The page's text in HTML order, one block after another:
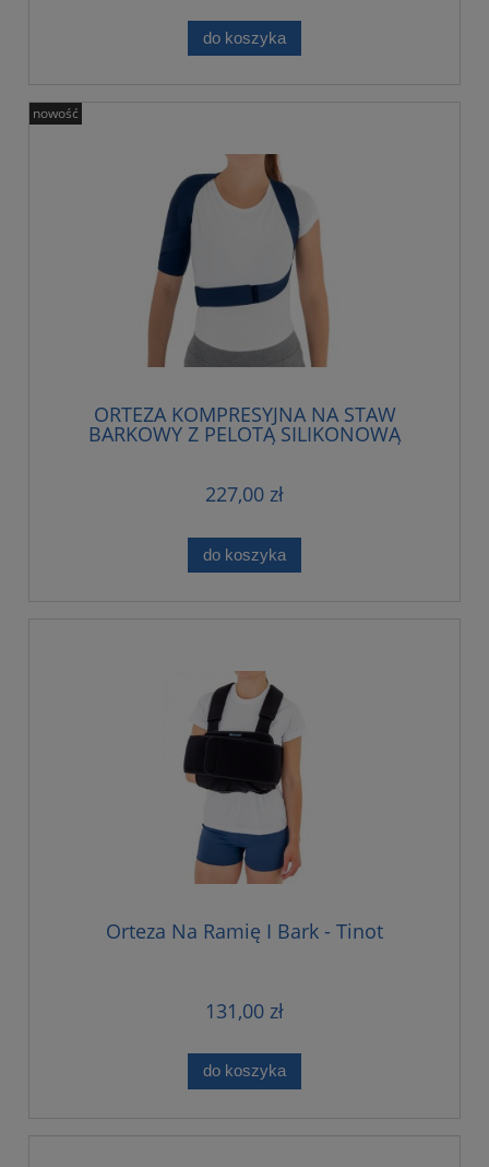
do koszyka
ORTEZA KOMPRESYJNA NA STAW
BARKOWY Z PELOTĄ SILIKONOWĄ
227,00 zł
do koszyka
nowość
Orteza Na Ramię I Bark - Tinot
131,00 zł
do koszyka